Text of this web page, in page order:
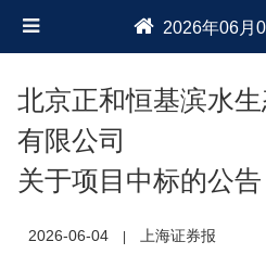
2026年06月
北京正和恒基滨水
有限公司
关于项目中标的公告
2026-06-04 上海证券报